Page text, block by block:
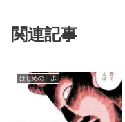
関連記事
はじめの一歩